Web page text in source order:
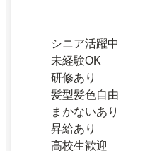
シニア活躍中
未経験OK
研修あり
髪型髪色自由
まかないあり
昇給あり
高校生歓迎